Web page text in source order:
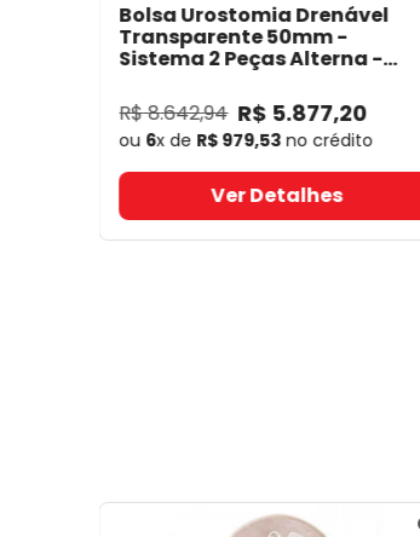
Bolsa Urostomia Drenável
Transparente 50mm -
Sistema 2 Peças Alterna -
R$8.642,94 R$ 5.877,20
ou 6x de R$ 979,53 no crédito
Ver Detalhes